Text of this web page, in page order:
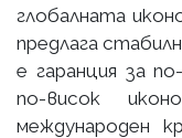
глобалната
предлага
е гаранция за
по-висок
международен